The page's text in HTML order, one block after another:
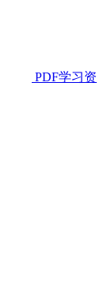
PDF学习资